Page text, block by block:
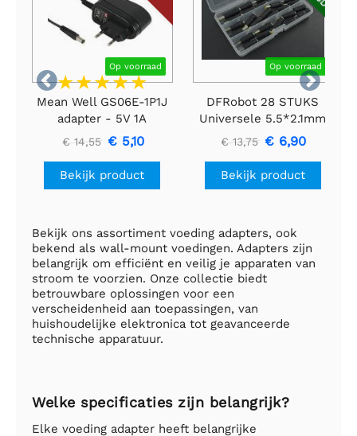


Op voorraad
Mean Well GS06E-1P1J
adapter - 5V 1A
€ 14,55 € 5,10
Bekijk product
Op voorraad
DFRobot 28 STUKS
Universele 5.5*2.1mm
DC Adapter Kit
€ 13,75 € 6,90
Bekijk product
Bekijk ons assortiment voeding adapters, ook
bekend als wall-mount voedingen. Adapters zijn
belangrijk om efficiënt en veilig je apparaten van
stroom te voorzien. Onze collectie biedt
betrouwbare oplossingen voor een
verscheidenheid aan toepassingen, van
huishoudelijke elektronica tot geavanceerde
technische apparatuur.
Welke specificaties zijn belangrijk?
Elke voeding adapter heeft belangrijke